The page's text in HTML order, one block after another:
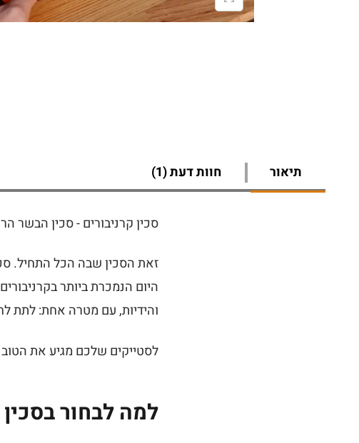
תיאור חוות דעת (1)
סכין קרניבורים - סכין הבשר
זאת הסכין שבה הכל התחיל.
היום הנמכרת ביותר
והידיות, עם מטרה אחת: לתת
לסטייקים שלכם מגיע את הטוב
למה לבחור בסכין